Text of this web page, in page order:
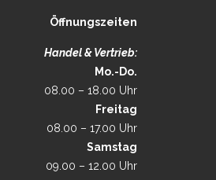
Öffnungszeiten
Handel & Vertrieb:
Mo.-Do.
08.00 – 18.00 Uhr
Freitag
08.00 – 17.00 Uhr
Samstag
09.00 – 12.00 Uhr